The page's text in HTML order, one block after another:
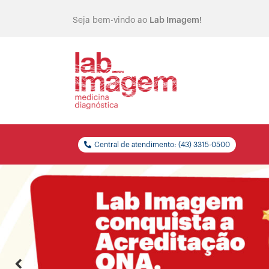
Seja bem-vindo ao Lab Imagem!
Central de atendimento: (43) 3315-0500